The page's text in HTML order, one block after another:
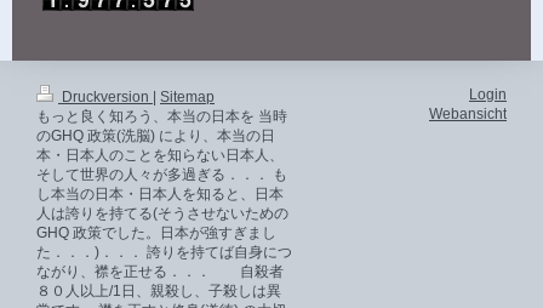
Druckversion
Sitemap
もっと良く知ろう、本当の日本を 当時
のGHQ 政策(洗脳) により、本当の日
本・日本人のことを知らない日本人、
そして世界の人々が多過ぎる．．． も
し本当の日本・日本人を知ると、日本
人は誇りを持てる(そうさせないための
GHQ 政策でした。日本が強すぎまし
た．．．)．．． 誇りを持てば自身につ
ながり、襟を正せる．．． 自殺者
８０人以上/1日、親殺し、子殺しは異
Login
Webansicht